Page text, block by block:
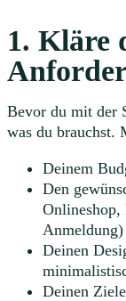
1. Kläre
Bevor du mit der
was du brauchst.
Deinem
Den
Anmeldung)
Deinen
Deinen